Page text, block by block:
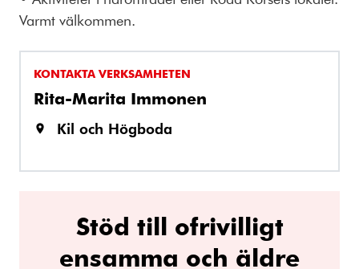
Varmt välkommen.
KONTAKTA VERKSAMHETEN
Rita-Marita Immonen
Kil och Högboda
Stöd till ofrivilligt
ensamma och äldre